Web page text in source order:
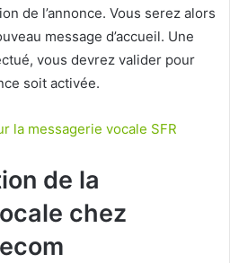
de l’annonce. Vous serez alors
message d’accueil. Une
vous devrez valider pour
soit activée.
la messagerie vocale SFR
de la
chez